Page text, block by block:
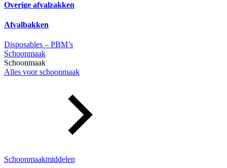
Overige afvalzakken
Afvalbakken
Disposables – PBM’s
Schoonmaak
Schoonmaak
Alles voor schoonmaak
Schoonmaakmiddelen